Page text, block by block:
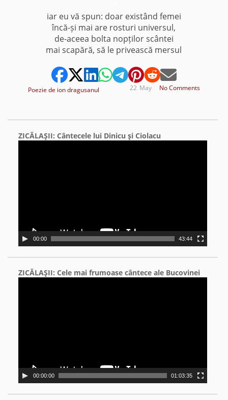
iar eu vă spun: doar existând femei
încă-și mai are rosturi universul,
de-aceea bolta nopților scântei
mai scapără, să le privească mersul
Poezie de ion dragusanul No Comments
May
22
ZICĂLAŞII: Cântecele lui Dinicu şi Ciolacu
00:00 43:44
ZICĂLAŞII: Cele mai frumoase cântece ale Bucovinei
00:00:00 01:03:35